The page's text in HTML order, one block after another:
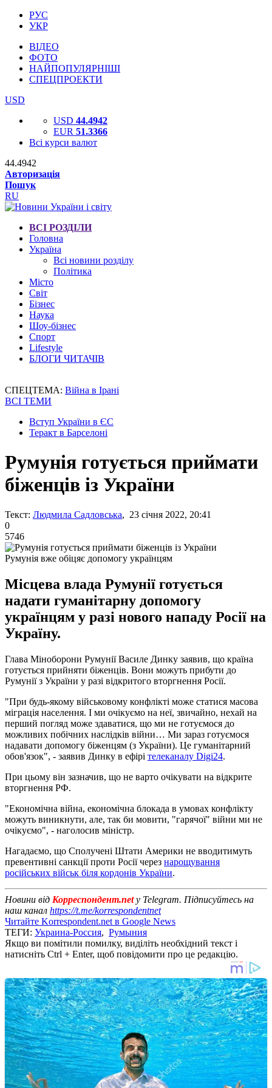
РУС
УКР
ВІДЕО
ФОТО
НАЙПОПУЛЯРНІШІ
СПЕЦПРОЕКТИ
USD
USD 44.4942
EUR 51.3366
Всі курси валют
44.4942
Авторизація
Пошук
RU
ВСІ РОЗДІЛИ
Головна
Україна
Всі новини розділу
Політика
Місто
Світ
Бізнес
Наука
Шоу-бізнес
Спорт
Lifestyle
БЛОГИ ЧИТАЧІВ
СПЕЦТЕМА: Війна в Ірані
ВСІ ТЕМИ
Вступ України в ЄС
Теракт в Барселоні
Румунія готується приймати
біженців із України
Текст: Людмила Садловська, 23 січня 2022, 20:41
0
5746
Румунія вже обіцяє допомогу українцям
Місцева влада Румунії готується
надати гуманітарну допомогу
українцям у разі нового нападу Росії на
Україну.
Глава Міноборони Румунії Василе Динку заявив, що країна
готується прийняти біженців. Вони можуть прибути до
Румунії з України у разі відкритого вторгнення Росії.
"При будь-якому військовому конфлікті може статися масова
міграція населення. І ми очікуємо на неї, звичайно, нехай на
перший погляд може здаватися, що ми не готуємося до
можливих побічних наслідків війни… Ми зараз готуємося
надавати допомогу біженцям (з України). Це гуманітарний
обов'язок", - заявив Динку в ефірі телеканалу Digi24.
При цьому він зазначив, що не варто очікувати на відкрите
вторгнення РФ.
"Економічна війна, економічна блокада в умовах конфлікту
можуть виникнути, але, так би мовити, "гарячої" війни ми не
очікуємо", - наголосив міністр.
Нагадаємо, що Сполучені Штати Америки не вводитимуть
превентивні санкції проти Росії через нарощування
російських військ біля кордонів України.
Новини від Корреспондент.netу Telegram. Підписуйтесь на
наш канал https://t.me/korrespondentnet
Читайте Korrespondent.net в Google News
ТЕГИ: Украина-Россия, Румыния
Якщо ви помітили помилку, виділіть необхідний текст і
натисніть Ctrl + Enter, щоб повідомити про це редакцію.